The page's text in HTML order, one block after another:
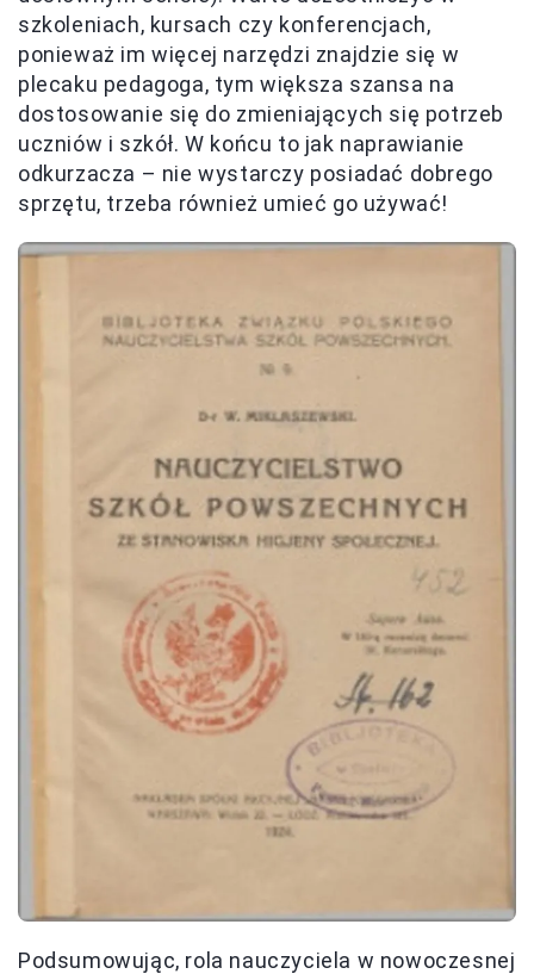
szkoleniach, kursach czy konferencjach,
ponieważ im więcej narzędzi znajdzie się w
plecaku pedagoga, tym większa szansa na
dostosowanie się do zmieniających się potrzeb
uczniów i szkół. W końcu to jak naprawianie
odkurzacza – nie wystarczy posiadać dobrego
sprzętu, trzeba również umieć go używać!
Podsumowując, rola nauczyciela w nowoczesnej